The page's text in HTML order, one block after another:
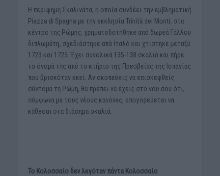
Η περίφημη Σκαλινάτα, η οποία συνδέει την εμβληματική
Piazza di Spagna με την εκκλησία Trinità dei Monti, στο
κέντρο της Ρώμης, χρηματοδοτήθηκε από δωρεά Γάλλου
διπλωμάτη, σχεδιάστηκε από Ιταλό και χτίστηκε μεταξύ
1723 και 1725. Έχει συνολικά 135-138 σκαλιά και πήρε
το όνομά της από το κτήριο της Πρεσβείας της Ισπανίας
που βρισκόταν εκεί. Αν σκοπεύεις να επισκεφθείς
σύντομα τη Ρώμη, θα πρέπει να έχεις στο νου σου ότι,
σύμφωνα με τους νέους κανόνες, απογορεύεται να
κάθεσαι στα διάσημα σκαλιά.
Το Κολοσσαίο δεν λεγόταν πάντα Κολοσσαίο